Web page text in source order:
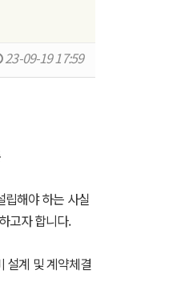
23-09-19 17:59
립해야 하는 사실
고자 합니다.
설계 및 계약체결